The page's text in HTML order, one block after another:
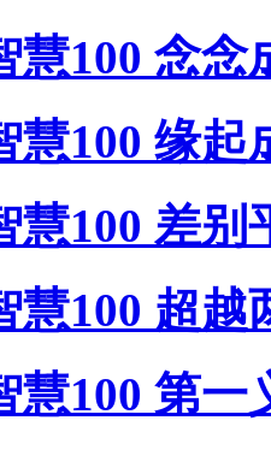
慧100 念念
慧100 缘起
慧100 差别
慧100 超越
慧100 第一